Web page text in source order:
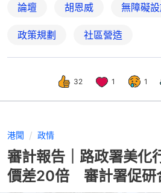
論壇 胡恩威 無障礙
政策規劃 社區營造
32 1 1
港聞 政情
審計報告｜路政署美化
價差20倍 審計署促研